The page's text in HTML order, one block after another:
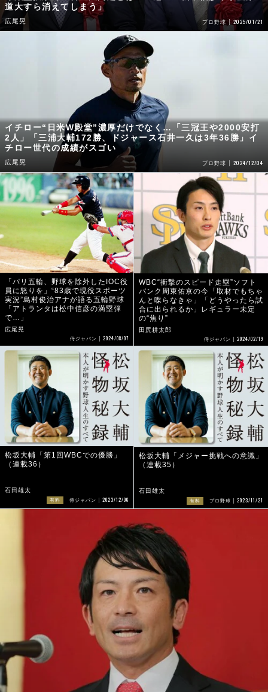
道大すら消えてしまう」
広尾晃 プロ野球 2025/01/21
イチロー“日米W殿堂”濃厚だけでなく…「三冠王や2000安打
2人」「三浦大輔172勝、ドジャース石井一久は3年36勝」イ
チロー世代の成績がスゴい
広尾晃 プロ野球 2024/12/04
「パリ五輪、野球を除外したIOC役
員に怒りを」“83歳で現役スポーツ
実況”島村俊治アナが語る五輪野球
「アトランタは松中信彦の満塁弾
で…」
広尾晃
侍ジャパン 2024/08/07
WBC“衝撃のスピード走塁”ソフト
バンク周東佑京の今「取材でもちゃ
んと喋らなきゃ」「どうやったら試
合に出られるか」レギュラー未定
の“焦り”
田尻耕太郎
侍ジャパン 2024/02/19
松坂大輔「第1回WBCでの優勝」
（連載36）
石田雄太
有料 侍ジャパン 2023/12/06
松坂大輔「メジャー挑戦への意識」
（連載35）
石田雄太
有料 プロ野球 2023/11/21